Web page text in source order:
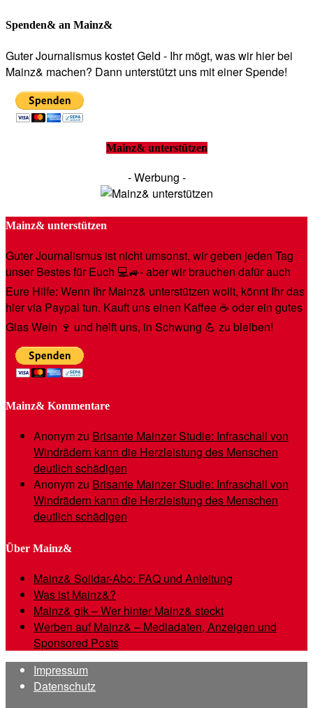
Spenden& an Mainz&
Guter Journalismus kostet Geld - Ihr mögt, was wir hier bei
Mainz& machen? Dann unterstützt uns mit einer Spende!
Mainz& unterstützen
- Werbung -
Mainz& unterstützen
Guter Journalismus ist nicht umsonst, wir geben jeden Tag
unser Bestes für Euch 💻🚙- aber wir brauchen dafür auch
Eure Hilfe: Wenn Ihr Mainz& unterstützen wollt, könnt Ihr das
hier via Paypal tun. Kauft uns einen Kaffee ☕️ oder ein gutes
Glas Wein 🍷 und helft uns, in Schwung 💪 zu bleiben!
Mainz& Kommentare
Anonymzu Brisante Mainzer Studie: Infraschall von
Windrädern kann die Herzleistung des Menschen
deutlich schädigen
Anonymzu Brisante Mainzer Studie: Infraschall von
Windrädern kann die Herzleistung des Menschen
deutlich schädigen
Über Mainz&
Mainz& Solidar-Abo: FAQ und Anleitung
Was ist Mainz&?
Mainz& gik – Wer hinter Mainz& steckt
Werben auf Mainz& – Mediadaten, Anzeigen und
Sponsored Posts
Impressum
Datenschutz